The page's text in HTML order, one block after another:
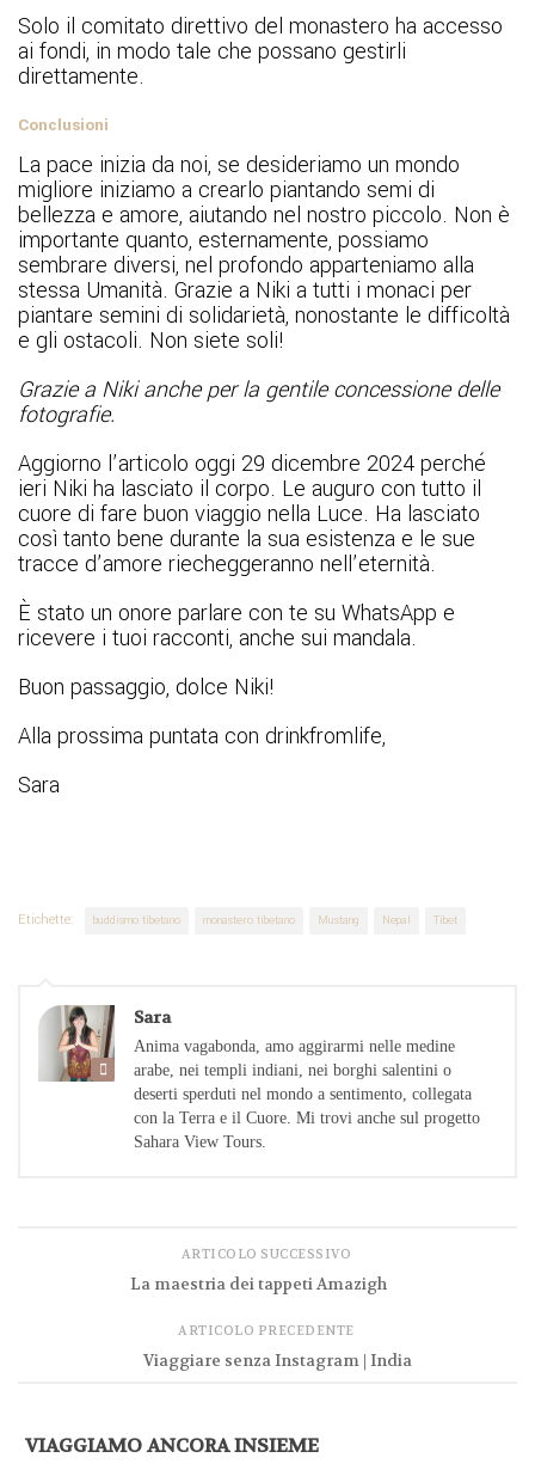
Solo il comitato direttivo del monastero ha accesso
ai fondi, in modo tale che possano gestirli
direttamente.
Conclusioni
La pace inizia da noi, se desideriamo un mondo
migliore iniziamo a crearlo piantando semi di
bellezza e amore, aiutando nel nostro piccolo. Non è
importante quanto, esternamente, possiamo
sembrare diversi, nel profondo apparteniamo alla
stessa Umanità. Grazie a Niki a tutti i monaci per
piantare semini di solidarietà, nonostante le difficoltà
e gli ostacoli. Non siete soli!
Grazie a Niki anche per la gentile concessione delle
fotografie.
Aggiorno l’articolo oggi 29 dicembre 2024 perché
ieri Niki ha lasciato il corpo. Le auguro con tutto il
cuore di fare buon viaggio nella Luce. Ha lasciato
così tanto bene durante la sua esistenza e le sue
tracce d’amore riecheggeranno nell’eternità.
È stato un onore parlare con te su WhatsApp e
ricevere i tuoi racconti, anche sui mandala.
Buon passaggio, dolce Niki!
Alla prossima puntata con drinkfromlife,
Sara
Etichette: buddismo tibetano monastero tibetano Mustang Nepal Tibet
Sara
Anima vagabonda, amo aggirarmi nelle medine
arabe, nei templi indiani, nei borghi salentini o
deserti sperduti nel mondo a sentimento, collegata
con la Terra e il Cuore. Mi trovi anche sul progetto
Sahara View Tours.
ARTICOLO SUCCESSIVO
La maestria dei tappeti Amazigh
ARTICOLO PRECEDENTE
Viaggiare senza Instagram | India
VIAGGIAMO ANCORA INSIEME